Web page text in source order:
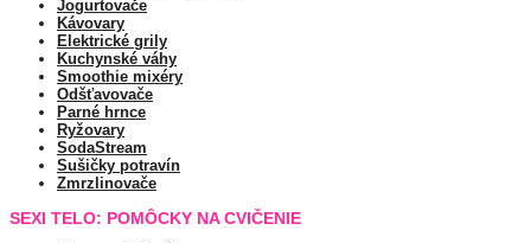
Jogurtovače
Kávovary
Elektrické grily
Kuchynské váhy
Smoothie mixéry
Odšťavovače
Parné hrnce
Ryžovary
SodaStream
Sušičky potravín
Zmrzlinovače
SEXI TELO: POMÔCKY NA CVIČENIE